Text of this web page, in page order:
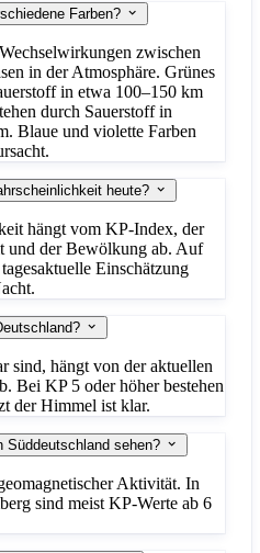
Farben?
zwischen
in der Atmosphäre. Grünes
in etwa 100–150 km
durch Sauerstoff in
Blaue und violette Farben
heute?
hängt vom KP-Index, der
und der Bewölkung ab. Auf
Einschätzung
sind, hängt von der aktuellen
Bei KP 5 oder höher bestehen
der Himmel ist klar.
Süddeutschland sehen?
Aktivität. In
sind meist KP-Werte ab 6